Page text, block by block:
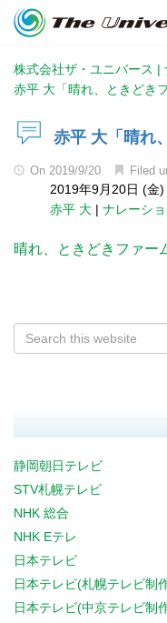
株式会社ザ・ユニバース |
赤平 大「晴れ、ときどき
赤平 大「晴れ
On 2019/9/20 Filed
2019年9月20日 (金)
赤平 大 | ナレーシ
晴れ、ときどきファー
静岡朝日テレビ
STV札幌テレビ
NHK 総合
NHK Eテレ
日本テレビ
日本テレビ(札幌テレビ制
日本テレビ(中京テレビ制